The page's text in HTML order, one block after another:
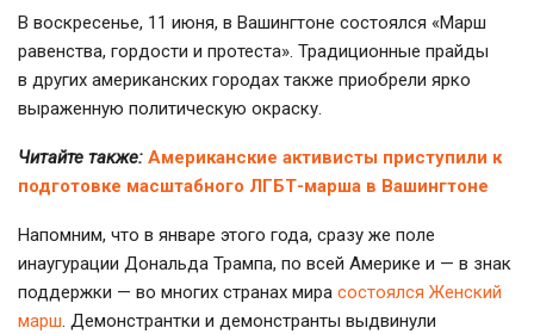
В воскресенье, 11 июня, в Вашингтоне состоялся «Марш
равенства, гордости и протеста». Традиционные прайды
в других американских городах также приобрели ярко
выраженную политическую окраску.
Читайте также: Американские активисты приступили к
подготовке масштабного ЛГБТ-марша в Вашингтоне
Напомним, что в январе этого года, сразу же поле
инаугурации Дональда Трампа, по всей Америке и — в знак
поддержки — во многих странах мира состоялся Женский
марш. Демонстрантки и демонстранты выдвинули